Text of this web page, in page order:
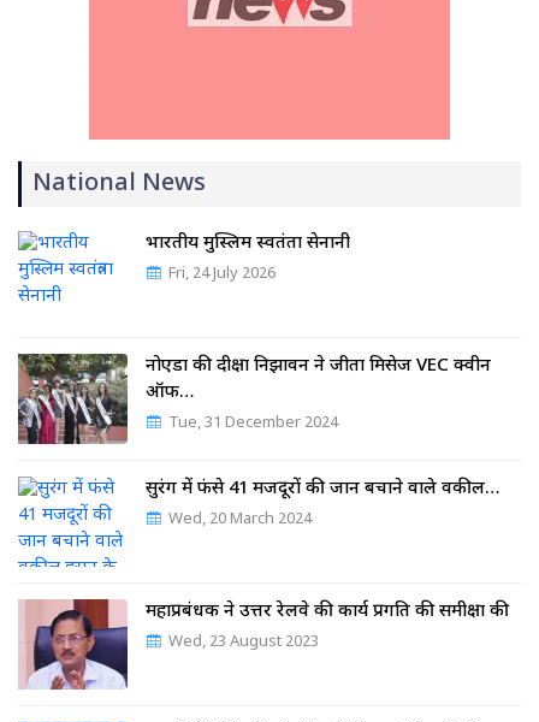
National News
भारतीय मुस्लिम स्वतंत्रता सेनानी
Fri, 24 July 2026
नोएडा की दीक्षा निझावन ने जीता मिसेज VEC क्वीन
ऑफ…
Tue, 31 December 2024
सुरंग में फंसे 41 मजदूरों की जान बचाने वाले वकील…
Wed, 20 March 2024
महाप्रबंधक ने उत्तर रेलवे की कार्य प्रगति की समीक्षा की
Wed, 23 August 2023